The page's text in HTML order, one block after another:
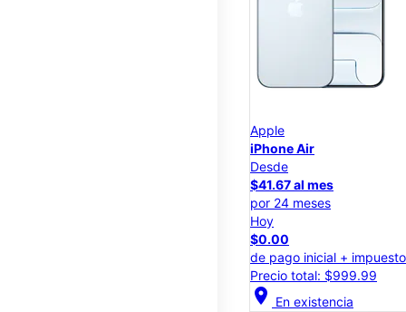
Apple
iPhone Air
Desde
$41.67 al mes
por 24 meses
Hoy
$0.00
de pago inicial +
Precio total: $999.99
location_on En existencia